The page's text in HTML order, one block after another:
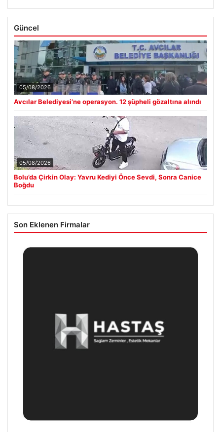
Güncel
05/08/2026
Avcılar Belediyesi’ne operasyon. 12 şüpheli gözaltına alındı
05/08/2026
Bolu’da Çirkin Olay: Yavru Kediyi Önce Sevdi, Sonra Canice
Boğdu
Son Eklenen Firmalar